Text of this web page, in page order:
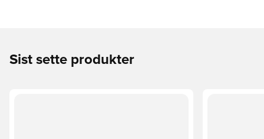
Sist sette produkter